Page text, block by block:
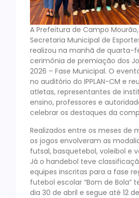
A Prefeitura de Campo
Secretaria Municipal de
realizou na manhã de quarta-
cerimônia de premiação dos
2026 – Fase Municipal. O
no auditório do IPPLAN-CM e
atletas, representantes de
ensino, professores e
celebrar os destaques da
Realizados entre os meses de
os jogos envolveram as
futsal, basquetebol, voleibol e
Já o handebol teve
equipes inscritas para a fase
futebol escolar “Bom de Bola”
dia 30 de abril e segue até 12